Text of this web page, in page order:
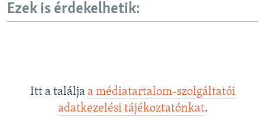
Ezek is érdekelhetik:
Itt a találja a médiatartalom-szolgáltatói
adatkezelési tájékoztatónkat.